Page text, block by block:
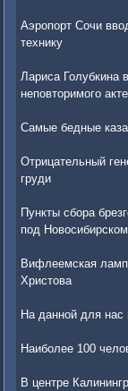
Аэропорт Сочи
технику
Лариса Голубкина
неповторимого
Самые бедные
Отрицательный
груди
Пункты сбора
под Новосибирском
Вифлеемская
Христова
На данной для нас
Наиболее 100
В центре